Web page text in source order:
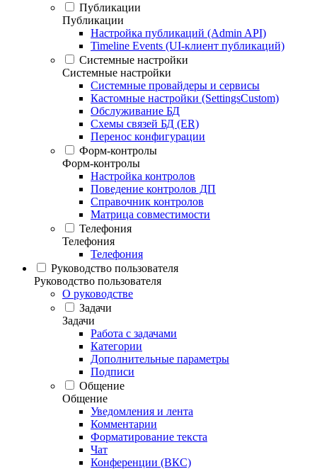
Публикации
Публикации
Настройка публикаций (Admin API)
Timeline Events (UI-клиент публикаций)
Системные настройки
Системные настройки
Системные провайдеры и сервисы
Кастомные настройки (SettingsCustom)
Обслуживание БД
Схемы связей БД (ER)
Перенос конфигурации
Форм-контролы
Форм-контролы
Настройка контролов
Поведение контролов ДП
Справочник контролов
Матрица совместимости
Телефония
Телефония
Телефония
Руководство пользователя
Руководство пользователя
О руководстве
Задачи
Задачи
Работа с задачами
Категории
Дополнительные параметры
Подписи
Общение
Общение
Уведомления и лента
Комментарии
Форматирование текста
Чат
Конференции (ВКС)